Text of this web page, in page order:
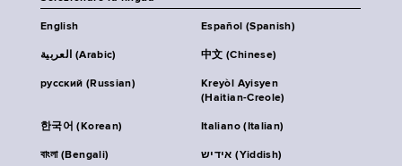
English Español (Spanish)
العربية (Arabic) 中文 (Chinese)
русский (Russian)
Kreyòl Ayisyen
(Haitian-Creole)
한국어 (Korean) Italiano (Italian)
বাংলা (Bengali) אידיש (Yiddish)